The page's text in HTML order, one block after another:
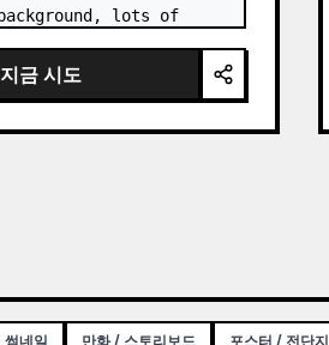
lots of
…
지금 시도
네일 만화 / 스토리보드 포스터 / 전단지